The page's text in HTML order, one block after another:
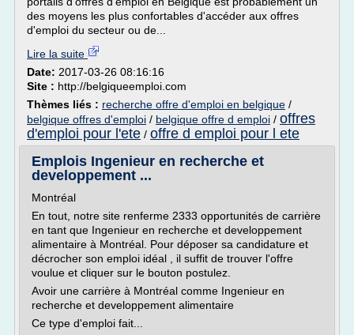
des moyens les plus confortables d'accéder aux offres
d'emploi du secteur ou de...
Lire la suite
Date: 2017-03-26 08:16:16
Site : http://belgiqueemploi.com
Thèmes liés : recherche offre d'emploi en belgique /
belgique offres d'emploi / belgique offre d emploi / offres
d'emploi pour l'ete / offre d emploi pour l ete
Emplois Ingenieur en recherche et
developpement ...
Montréal
En tout, notre site renferme 2333 opportunités de carrière
en tant que Ingenieur en recherche et developpement
alimentaire à Montréal. Pour déposer sa candidature et
décrocher son emploi idéal , il suffit de trouver l'offre
voulue et cliquer sur le bouton postulez.
Avoir une carrière à Montréal comme Ingenieur en
recherche et developpement alimentaire
Ce type d'emploi fait...